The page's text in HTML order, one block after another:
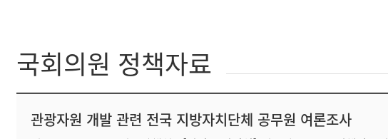
국회의원 정책자료
관광자원 개발 관련 전국 지방자치단체 공무원 여론조사